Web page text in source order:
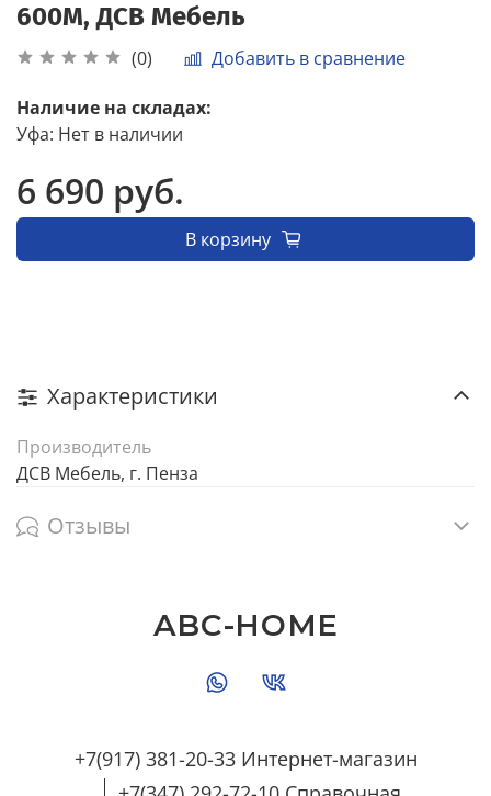
600М, ДСВ Мебель
(0) Добавить в сравнение
Наличие на складах:
Уфа: Нет в наличии
6 690 руб.
В корзину
Характеристики
Производитель
ДСВ Мебель, г. Пенза
Отзывы
+7(917) 381-20-33 Интернет-магазин
ABC-HOME